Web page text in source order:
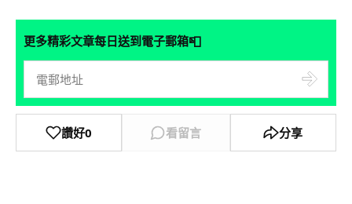
更多精彩文章每日送到電子郵箱📮
讚好0 看留言 分享